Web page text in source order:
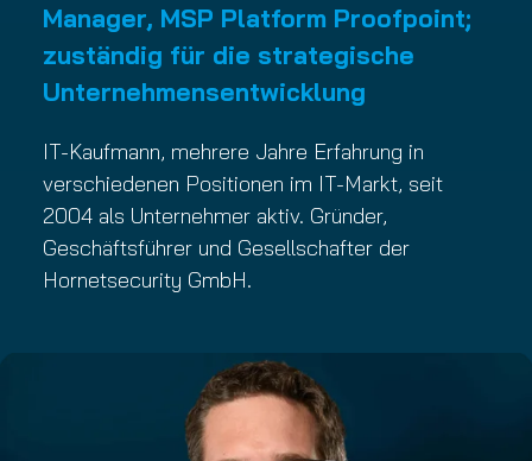
Manager, MSP Platform Proofpoint;
zuständig für die strategische
Unternehmensentwicklung
IT-Kaufmann, mehrere Jahre Erfahrung in
verschiedenen Positionen im IT-Markt, seit
2004 als Unternehmer aktiv. Gründer,
Geschäftsführer und Gesellschafter der
Hornetsecurity GmbH.